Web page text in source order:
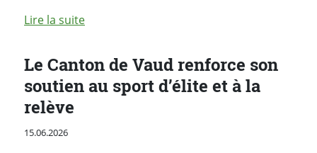
Lire la suitede l'article "Le Canton de Vaud dévoile
Le Canton de Vaud renforce son
soutien au sport d’élite et à la
relève
Publié le
15.06.2026